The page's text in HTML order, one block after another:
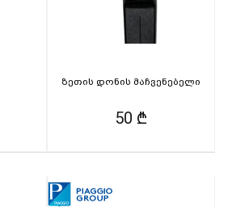
ზეთის დონის მაჩვენებელი
50 ₾